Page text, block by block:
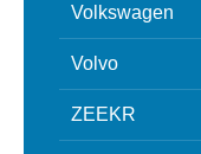
Volkswagen
Volvo
ZEEKR